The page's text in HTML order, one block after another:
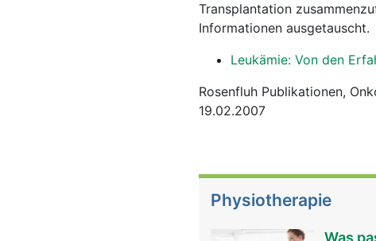
Transplantation
Informationen ausgetauscht.
Leukämie: Von den
Rosenfluh Publikationen,
19.02.2007
Physiotherapie
Was